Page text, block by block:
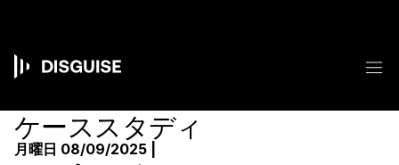
Main
navigation
ケーススタディ
月曜日 08/09/2025 |